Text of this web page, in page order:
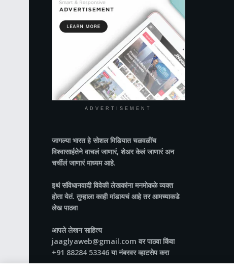
ADVERTISEMENT
जागल्या भारतहे सोशल मिडियात चळवळींच
विश्वासार्हतेने वाचलं जाणारं, शेअर केलं जाणारं अन
चर्चीलं जाणारं माध्यम आहे.
इथं संविधानवादी विवेकी लेखकांना मनमोकळे व्यक्त
होता येतं. तुम्हाला काही मांडायचं आहे तर आमच्याकडे
लेख पाठवा
आपले लेखन साहित्य
jaaglyaweb@gmail.com वर पाठवा किंवा
+91 88284 53346 या नंबरवर व्हाटसेप करा